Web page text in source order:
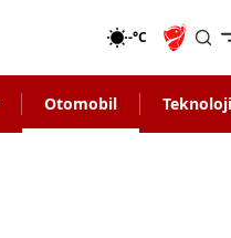
-°C
Otomobil Teknoloji